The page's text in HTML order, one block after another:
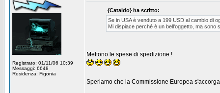
Registrato: 01/11/06 10:39
Messaggi: 6648
Residenza: Figonia
{Cataldo} ha scritto:
Se in USA è venduto a 199 USD al cambio di
Mi dispiace perché è un bell'oggetto, ma sono
Mettono le spese di spedizione !
Speriamo che la Commissione Europea